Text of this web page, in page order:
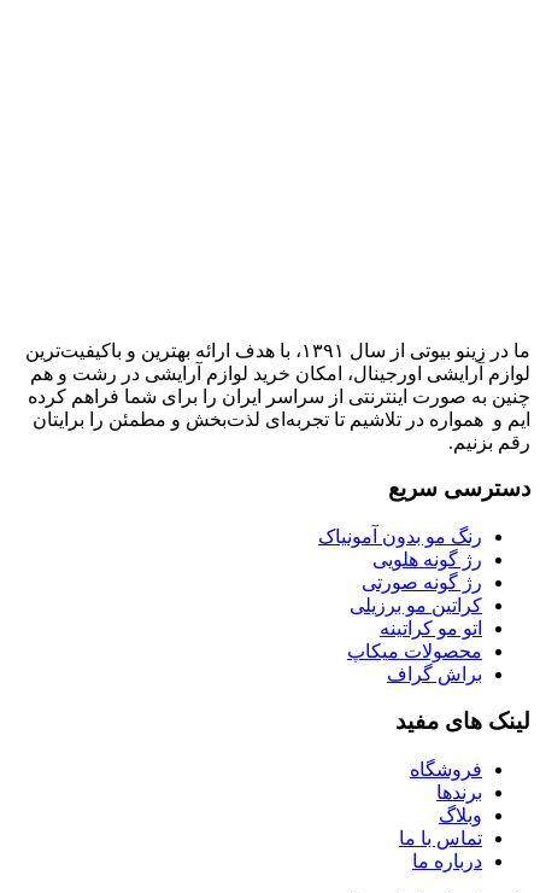
ما در زینو بیوتی از سال ۱۳۹۱، با هدف ارائه بهترین و باکیفیت‌ترین
لوازم آرایشی اورجینال، امکان خرید لوازم آرایشی در رشت و هم
چنین به صورت اینترنتی از سراسر ایران را برای شما فراهم کرده
ایم و همواره در تلاشیم تا تجربه‌ای لذت‌بخش و مطمئن را برایتان
رقم بزنیم.
دسترسی سریع
رنگ مو بدون آمونیاک
رژ گونه هلویی
رژ گونه صورتی
کراتین مو برزیلی
اتو مو کراتینه
محصولات میکاپ
براش گراف
لینک های مفید
فروشگاه
برندها
وبلاگ
تماس با ما
درباره ما